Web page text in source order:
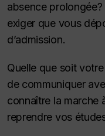
absence
exiger que vous
d’admission.
Quelle que soit
de communiquer
connaître la marche
reprendre vos